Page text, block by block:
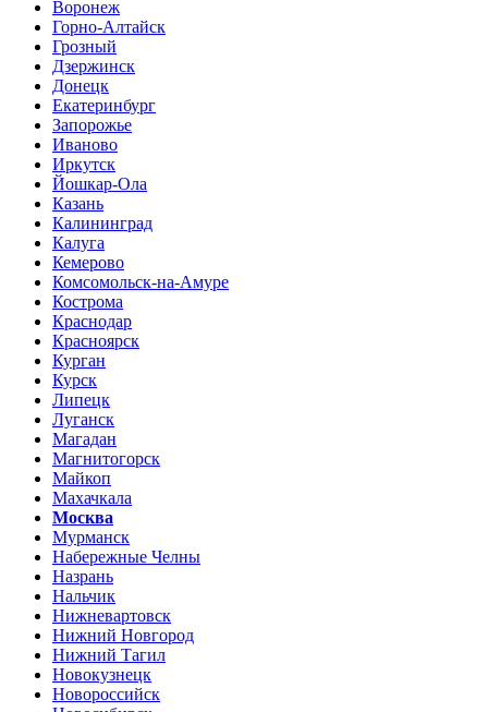
Воронеж
Горно-Алтайск
Грозный
Дзержинск
Донецк
Екатеринбург
Запорожье
Иваново
Иркутск
Йошкар-Ола
Казань
Калининград
Калуга
Кемерово
Комсомольск-на-Амуре
Кострома
Краснодар
Красноярск
Курган
Курск
Липецк
Луганск
Магадан
Магнитогорск
Майкоп
Махачкала
Москва
Мурманск
Набережные Челны
Назрань
Нальчик
Нижневартовск
Нижний Новгород
Нижний Тагил
Новокузнецк
Новороссийск